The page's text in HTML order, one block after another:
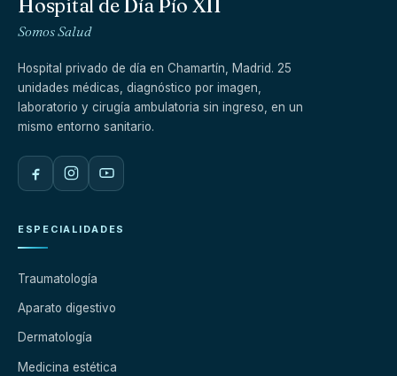
Hospital de Día Pío XII
Somos Salud
Hospital privado de día en Chamartín, Madrid. 25
unidades médicas, diagnóstico por imagen,
laboratorio y cirugía ambulatoria sin ingreso, en un
mismo entorno sanitario.
ESPECIALIDADES
Traumatología
Aparato digestivo
Dermatología
Medicina estética